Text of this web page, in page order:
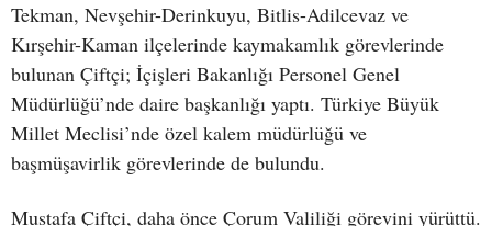
Tekman, Nevşehir-Derinkuyu, Bitlis-Adilcevaz ve
Kırşehir-Kaman ilçelerinde kaymakamlık görevlerinde
bulunan Çiftçi; İçişleri Bakanlığı Personel Genel
Müdürlüğü’nde daire başkanlığı yaptı. Türkiye Büyük
Millet Meclisi’nde özel kalem müdürlüğü ve
başmüşavirlik görevlerinde de bulundu.
Mustafa Çiftçi, daha önce Çorum Valiliği görevini yürüttü.